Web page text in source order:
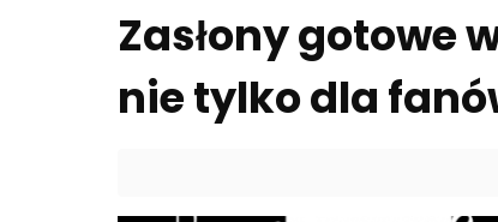
Zasłony gotowe
nie tylko dla